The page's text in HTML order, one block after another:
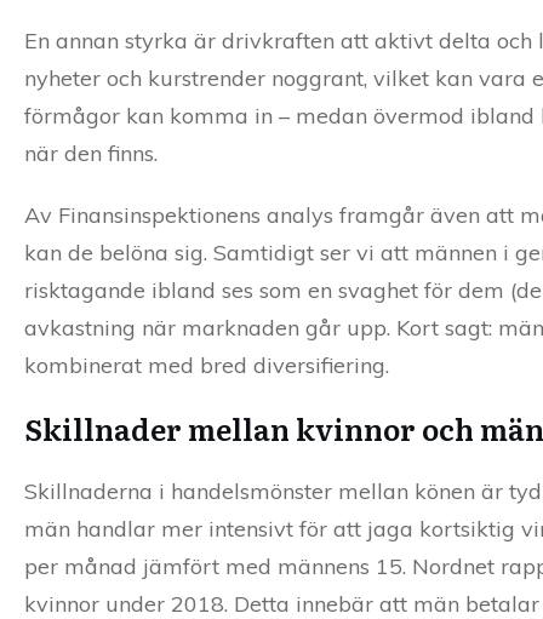
En annan styrka är drivkraften att aktivt delta
nyheter och kurstrender noggrant, vilket kan vara
förmågor kan komma in – medan övermod
när den finns.
Av Finansinspektionens analys framgår även att
kan de belöna sig. Samtidigt ser vi att männen i
risktagande ibland ses som en svaghet för dem
avkastning när marknaden går upp. Kort sagt:
kombinerat med bred diversifiering.
Skillnader mellan kvinnor och
Skillnaderna i handelsmönster mellan könen är
män handlar mer intensivt för att jaga kortsiktig
per månad jämfört med männens 15. Nordnet
kvinnor under 2018. Detta innebär att män